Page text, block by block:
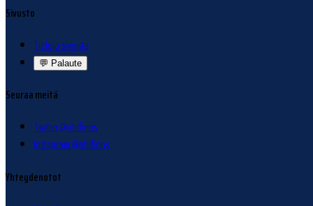
Sivusto
Tietoja sivuista
💬 Palaute
Seuraa meitä
Twitter @nhlfinns
Instagram @nhlfinns
Yhteydenotot